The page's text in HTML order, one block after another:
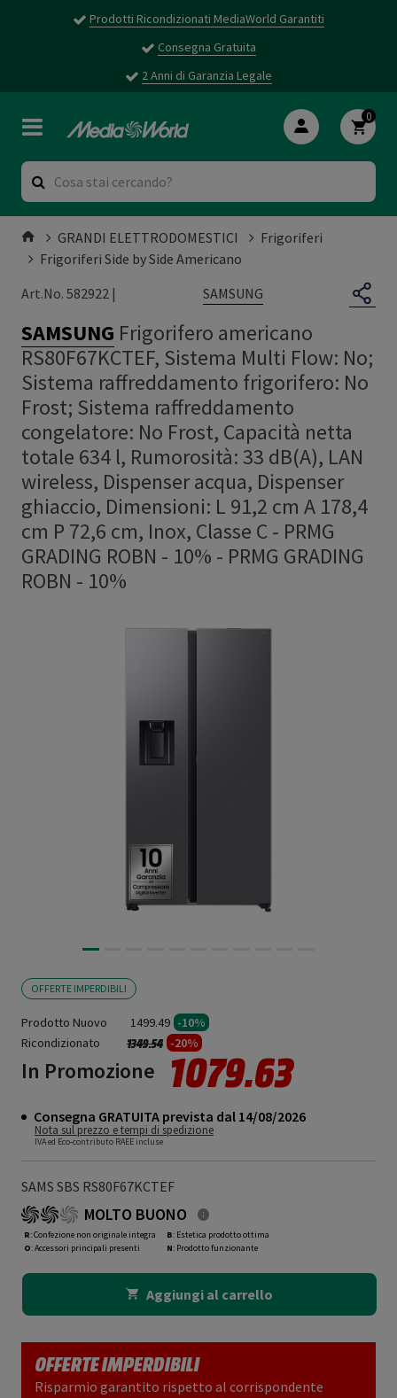
Prodotti Ricondizionati MediaWorld Garantiti
Consegna Gratuita
2 Anni di Garanzia Legale
0
GRANDI ELETTRODOMESTICI
Frigoriferi
Frigoriferi Side by Side Americano
Art.No. 582922 |
SAMSUNG
SAMSUNG Frigorifero americano
RS80F67KCTEF, Sistema Multi Flow: No;
Sistema raffreddamento frigorifero: No
Frost; Sistema raffreddamento
congelatore: No Frost, Capacità netta
totale 634 l, Rumorosità: 33 dB(A), LAN
wireless, Dispenser acqua, Dispenser
ghiaccio, Dimensioni: L 91,2 cm A 178,4
cm P 72,6 cm, Inox, Classe C - PRMG
GRADING ROBN - 10% - PRMG GRADING
ROBN - 10%
OFFERTE IMPERDIBILI
Prodotto Nuovo 1499.49 -10%
Ricondizionato
Prezzo ridotto da
1349.54a -20%
In Promozione 1079.63
Consegna GRATUITA prevista dal 14/08/2026
Nota sul prezzo e tempi di spedizione
IVA ed Eco-contributo RAEE incluse
SAMS SBS RS80F67KCTEF
MOLTO BUONO
R: Confezione non originale integra
O: Accessori principali presenti
B: Estetica prodotto ottima
N: Prodotto funzionante
Aggiungi al carrello
OFFERTE IMPERDIBILI
Risparmio garantito rispetto al corrispondente